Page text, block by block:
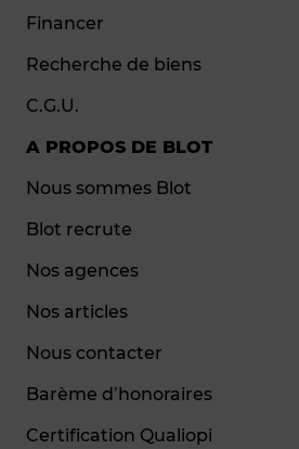
Financer
Recherche de biens
C.G.U.
A PROPOS DE BLOT
Nous sommes Blot
Blot recrute
Nos agences
Nos articles
Nous contacter
Barème d’honoraires
Certification Qualiopi